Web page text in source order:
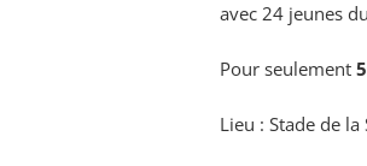
avec 24 jeunes
Pour seulement
Lieu : Stade de